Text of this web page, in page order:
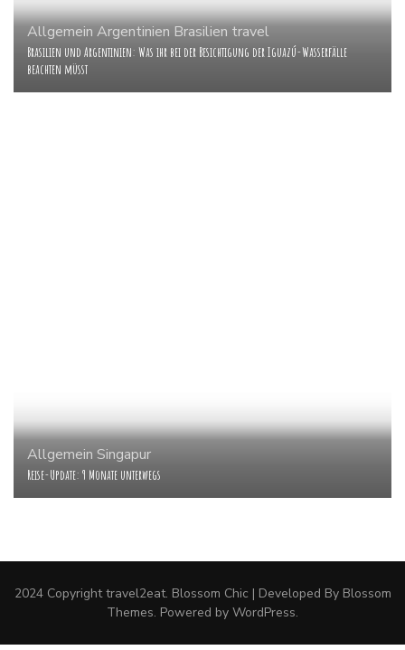
Allgemein Argentinien Brasilien travel
Brasilien und Argentinien: Was ihr bei der Besichtigung der Iguazú-Wasserfälle
beachten müsst
Allgemein Singapur
Reise-Update: 9 Monate unterwegs
2024 Copyrighttravel2eat. Blossom Chic | Developed By Blossom
Themes. Powered by WordPress.